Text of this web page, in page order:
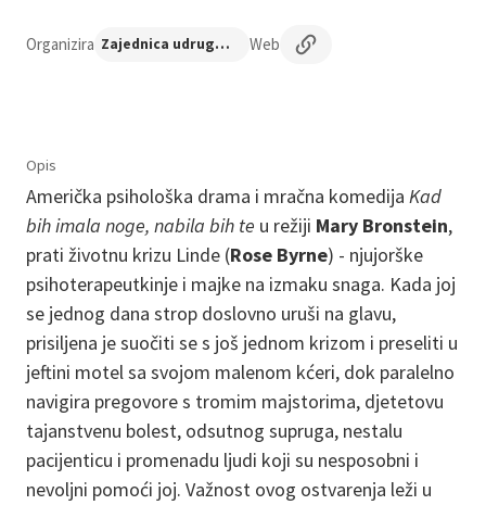
Organizira Zajednica udruga Centar nezavisne kulture Web
Opis
Američka psihološka drama i mračna komedija Kad
bih imala noge, nabila bih te u režiji Mary Bronstein,
prati životnu krizu Linde (Rose Byrne) - njujorške
psihoterapeutkinje i majke na izmaku snaga. Kada joj
se jednog dana strop doslovno uruši na glavu,
prisiljena je suočiti se s još jednom krizom i preseliti u
jeftini motel sa svojom malenom kćeri, dok paralelno
navigira pregovore s tromim majstorima, djetetovu
tajanstvenu bolest, odsutnog supruga, nestalu
pacijenticu i promenadu ljudi koji su nesposobni i
nevoljni pomoći joj. Važnost ovog ostvarenja leži u